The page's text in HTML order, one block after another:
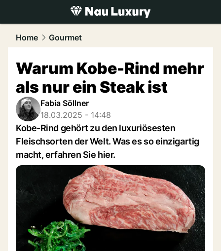
luxury.NAU.ch
Home Gourmet
Warum Kobe-Rind mehr
als nur ein Steak ist
Fabia Söllner
18.03.2025 - 14:48
Kobe-Rind gehört zu den luxuriösesten
Fleischsorten der Welt. Was es so einzigartig
macht, erfahren Sie hier.